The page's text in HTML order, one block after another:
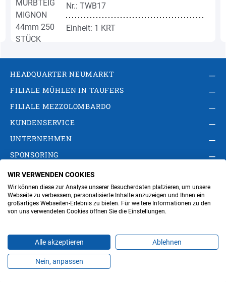
Produkte Favoriten Themen
Nr.: TWB17
Einheit: 1 KRT
HEADQUARTER NEUMARKT
FILIALE MÜHLEN IN TAUFERS
FILIALE MEZZOLOMBARDO
KUNDENSERVICE
UNTERNEHMEN
SPONSORING
AGB Privacy Policy
Impressum
Cookie-Einstellungen ändern
Verwaltung
WIR VERWENDEN COOKIES
Wir können diese zur Analyse unserer Besucherdaten platzieren, um unsere
Webseite zu verbessern, personalisierte Inhalte anzuzeigen und Ihnen ein
großartiges Webseiten-Erlebnis zu bieten. Für weitere Informationen zu den
von uns verwendeten Cookies öffnen Sie die Einstellungen.
Alle akzeptieren Ablehnen
Nein, anpassen